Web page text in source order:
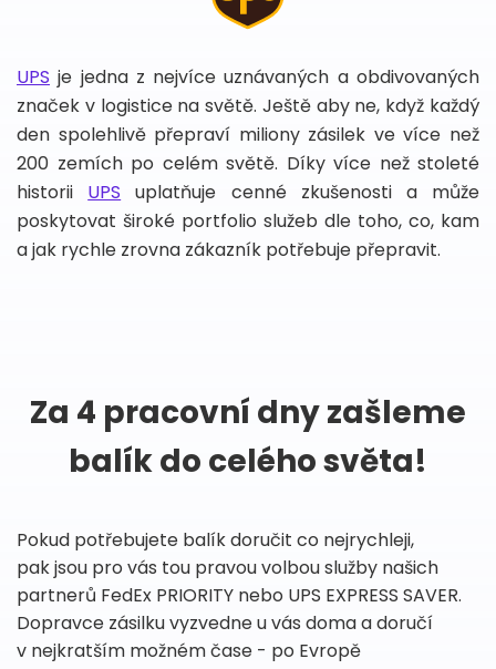
UPS je jedna z nejvíce uznávaných a obdivovaných
značek v logistice na světě. Ještě aby ne, když každý
den spolehlivě přepraví miliony zásilek ve více než
200 zemích po celém světě. Díky více než stoleté
historii UPS uplatňuje cenné zkušenosti a může
poskytovat široké portfolio služeb dle toho, co, kam
a jak rychle zrovna zákazník potřebuje přepravit.
Za 4 pracovní dny zašleme
balík do celého světa!
Pokud potřebujete balík doručit co nejrychleji,
pak jsou pro vás tou pravou volbou služby našich
partnerů FedEx PRIORITY nebo UPS EXPRESS SAVER.
Dopravce zásilku vyzvedne u vás doma a doručí
v nejkratším možném čase - po Evropě